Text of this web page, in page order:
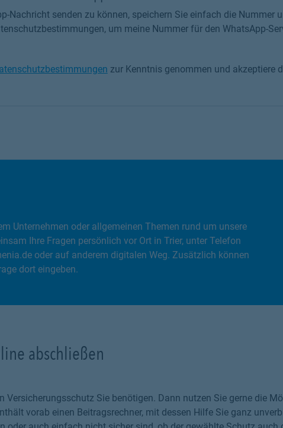
Nachricht senden zu können, speichern Sie einfach die Nummer
um meine Nummer für den WhatsApp-
zur Kenntnis genommen und akzeptiere
zur Kenntnis genommen und akzeptiere
Unternehmen oder allgemeinen Themen rund um unsere
Ihre Fragen persönlich vor Ort in Trier, unter Telefon
oder auf anderem digitalen Weg. Zusätzlich können
dort eingeben.
abschließen
Sie benötigen. Dann nutzen Sie gerne die
vorab einen Beitragsrechner, mit dessen Hilfe Sie ganz